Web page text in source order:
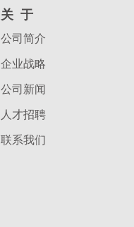
关于
公司简介
企业战略
公司新闻
人才招聘
联系我们